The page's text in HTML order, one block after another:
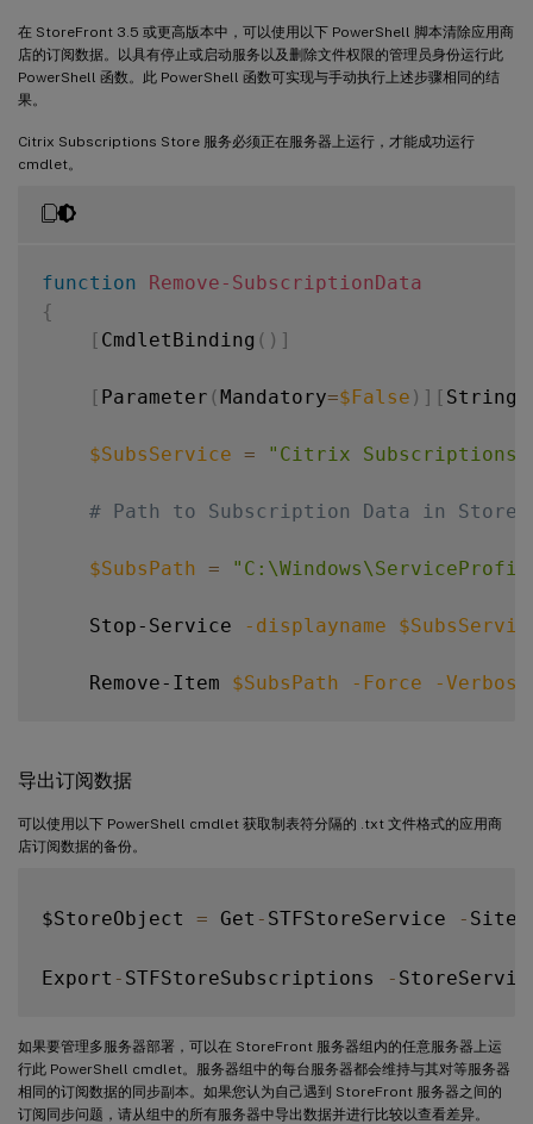
在 StoreFront 3.5 或更高版本中，可以使用以下 PowerShell 脚本清除应用商
店的订阅数据。以具有停止或启动服务以及删除文件权限的管理员身份运行此
PowerShell 函数。此 PowerShell 函数可实现与手动执行上述步骤相同的结
果。
Citrix Subscriptions Store 服务必须正在服务器上运行，才能成功运行
cmdlet。
function
Remove-SubscriptionData
{
[ CmdletBinding ( ) ]
[ Parameter (Mandatory=$False ) ] [ String
$SubsService = "Citrix Subscriptions
# Path to Subscription Data in
$SubsPath =
    Stop-Service
-displayname
    Remove-Item
$SubsPath -Force -Verbose
    Get-Service
}
导出订阅数据
可以使用以下 PowerShell cmdlet 获取制表符分隔的 .txt 文件格式的应用商
店订阅数据的备份。
$StoreObject = Get - STFStoreService -
Export - STFStoreSubscriptions -
如果要管理多服务器部署，可以在 StoreFront 服务器组内的任意服务器上运
行此 PowerShell cmdlet。服务器组中的每台服务器都会维持与其对等服务器
相同的订阅数据的同步副本。如果您认为自己遇到 StoreFront 服务器之间的
订阅同步问题，请从组中的所有服务器中导出数据并进行比较以查看差异。